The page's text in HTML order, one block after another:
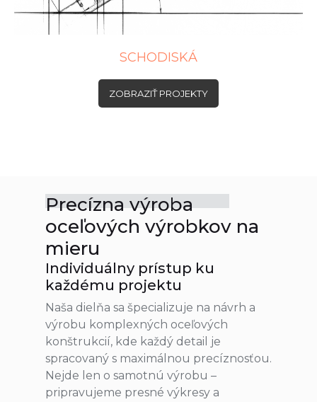
SCHODISKÁ
ZOBRAZIŤ PROJEKTY
Precízna výroba
oceľových výrobkov na
mieru
Naša dielňa sa špecializuje na návrh a
výrobu komplexných oceľových
konštrukcií, kde každý detail je
spracovaný s maximálnou precíznosťou.
Nejde len o samotnú výrobu –
pripravujeme presné výkresy a
Individuálny prístup ku
každému projektu